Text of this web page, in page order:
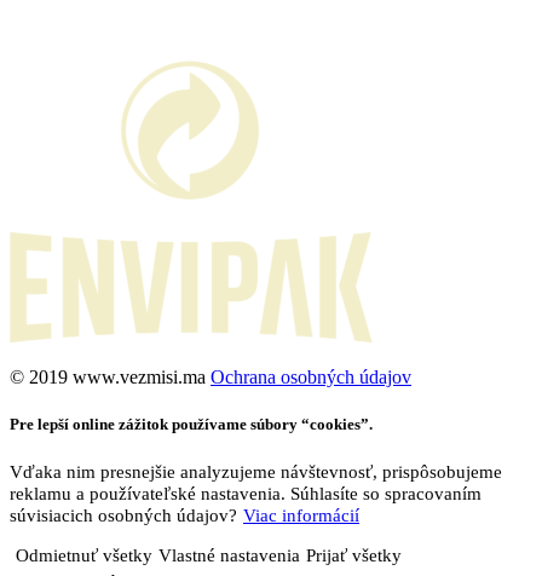
©️ 2019 www.vezmisi.ma Ochrana osobných údajov
Pre lepší online zážitok používame súbory “cookies”.
Vďaka nim presnejšie analyzujeme návštevnosť, prispôsobujeme
reklamu a používateľské nastavenia. Súhlasíte so spracovaním
súvisiacich osobných údajov? Viac informácií
Odmietnuť všetky Vlastné nastavenia Prijať všetky